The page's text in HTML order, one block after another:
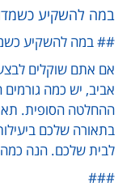
במה להשקיע
## במה להשקיע
אם אתם שוקלים
אביב, יש כמה
ההחלטה הסופית.
בתאורה שלכם
לבית שלכם. הנה
###